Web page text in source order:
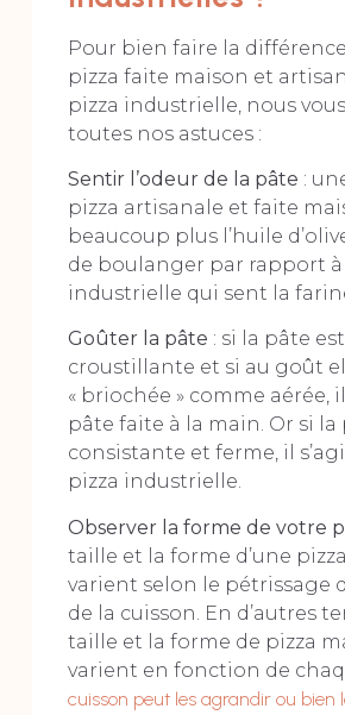
Pour bien faire la
pizza faite maison et
pizza industrielle, nous
toutes nos astuces :
Sentir l’odeur de la pâte :
pizza artisanale et faite
beaucoup plus l’huile
de boulanger par rapport à
industrielle qui sent la
Goûter la pâte : si la pâte
croustillante et si au goût
« briochée » comme aérée, il
pâte faite à la main. Or si la
consistante et ferme, il
pizza industrielle.
Observer la forme de votre
taille et la forme d’une
varient selon le pétrissage
de la cuisson. En d’autres
taille et la forme de pizza
varient en fonction de
cuisson peut les agrandir ou bien